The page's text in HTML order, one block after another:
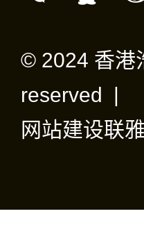
© 2024 香港
reserved |
网站建设联